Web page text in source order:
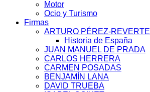
Motor
Ocio y Turismo
Firmas
ARTURO PÉREZ-REVERTE
Historia de España
JUAN MANUEL DE PRADA
CARLOS HERRERA
CARMEN POSADAS
BENJAMÍN LANA
DAVID TRUEBA